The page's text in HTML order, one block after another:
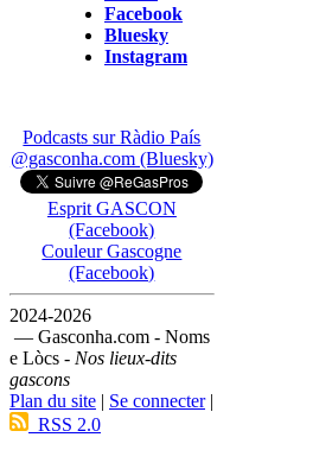
Facebook
Bluesky
Instagram
Podcasts sur Ràdio País
@gasconha.com (Bluesky)
Esprit GASCON
(Facebook)
Couleur Gascogne
(Facebook)
2024-2026
— Gasconha.com - Noms
e Lòcs - Nos lieux-dits
gascons
Plan du site | Se connecter|
RSS 2.0